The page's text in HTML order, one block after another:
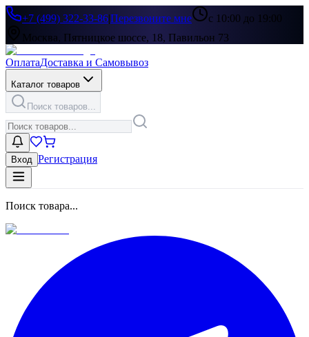
+7 (499) 322-33-86|Перезвоните мне
с 10:00 до 19:00
Москва, Пятницкое шоссе, 18, Павильон 73
ОплатаДоставка и Самовывоз
Каталог товаров
Поиск товаров...
Вход Регистрация
Поиск товара...